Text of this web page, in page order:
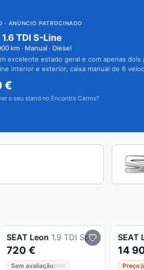
· ANÚNCIO PATROCINADO
TDI S-Line
km · Manual · Diesel
excelente estado geral e com apenas dois
interior e exterior, caixa manual de 6
€
o seu stand no Encontra Carros?
SEAT Leon 1.9 TDI Sport
720 €
Sem avaliação
SEAT
14
Preço